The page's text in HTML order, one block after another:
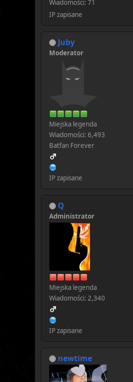
Wiadomości: 71
IP zapisane
Juby
Moderator
Miejska legenda
Wiadomości: 6,493
Batfan Forever
IP zapisane
Q
Administrator
Miejska legenda
Wiadomości: 2,340
IP zapisane
newtime